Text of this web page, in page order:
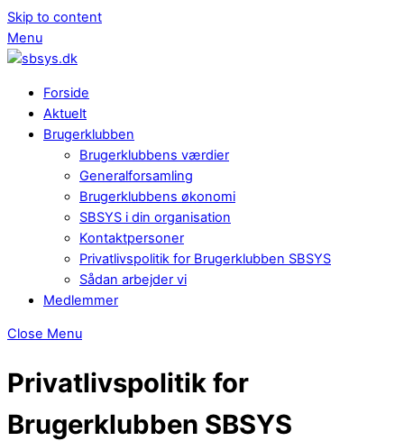
Skip to content
Menu
Forside
Aktuelt
Brugerklubben
Brugerklubbens værdier
Generalforsamling
Brugerklubbens økonomi
SBSYS i din organisation
Kontaktpersoner
Privatlivspolitik for Brugerklubben SBSYS
Sådan arbejder vi
Medlemmer
Close Menu
Privatlivspolitik for
Brugerklubben SBSYS